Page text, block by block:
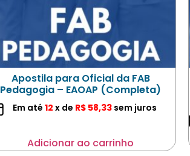
Apostila para Oficial da FAB
Pedagogia – EAOAP (Completa)
Em até 12 x de R$ 58,33 sem juros
Adicionar ao carrinho